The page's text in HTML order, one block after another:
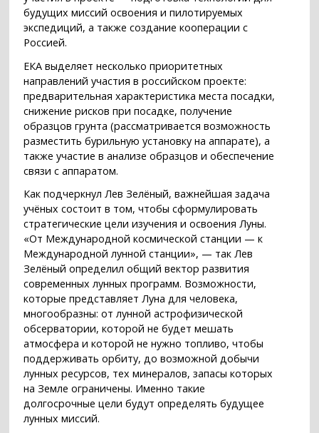
будущих миссий освоения и пилотируемых
экспедиций, а также создание кооперации с
Россией.
ЕКА выделяет несколько приоритетных
направлений участия в российском проекте:
предварительная характеристика места посадки,
снижение рисков при посадке, получение
образцов грунта (рассматривается возможность
разместить бурильную установку на аппарате), а
также участие в анализе образцов и обеспечение
связи с аппаратом.
Как подчеркнул Лев Зелёный, важнейшая задача
учёных состоит в том, чтобы сформулировать
стратегические цели изучения и освоения Луны.
«От Международной космической станции — к
Международной лунной станции», — так Лев
Зелёный определил общий вектор развития
современных лунных программ. Возможности,
которые представляет Луна для человека,
многообразны: от лунной астрофизической
обсерватории, которой не будет мешать
атмосфера и которой не нужно топливо, чтобы
поддерживать орбиту, до возможной добычи
лунных ресурсов, тех минералов, запасы которых
на Земле ограничены. Именно такие
долгосрочные цели будут определять будущее
лунных миссий.